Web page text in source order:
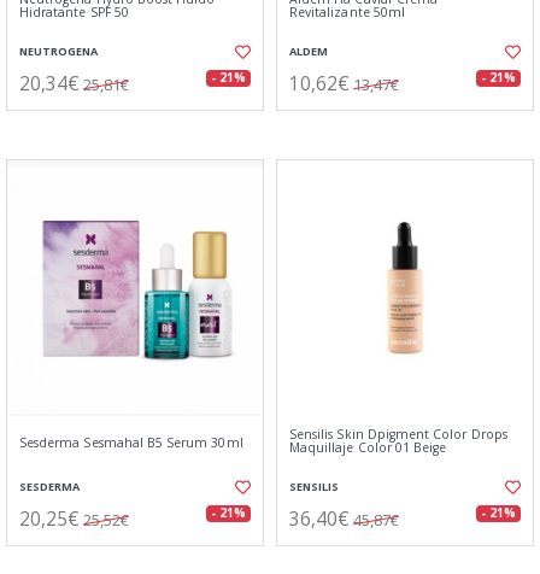
Hidratante SPF 50
NEUTROGENA
20,34€ 25,81€ - 21%
Revitalizante 50ml
ALDEM
10,62€ 13,47€ - 21%
Sesderma Sesmahal B5 Serum 30ml
SESDERMA
20,25€ 25,52€ - 21%
Sensilis Skin Dpigment Color Drops
Maquillaje Color 01 Beige
SENSILIS
36,40€ 45,87€ - 21%